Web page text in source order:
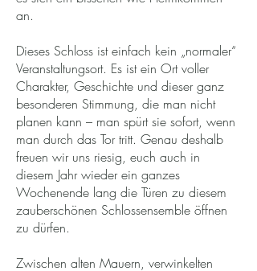
an.
Dieses Schloss ist einfach kein „normaler“
Veranstaltungsort. Es ist ein Ort voller
Charakter, Geschichte und dieser ganz
besonderen Stimmung, die man nicht
planen kann – man spürt sie sofort, wenn
man durch das Tor tritt. Genau deshalb
freuen wir uns riesig, euch auch in
diesem Jahr wieder ein ganzes
Wochenende lang die Türen zu diesem
zauberschönen Schlossensemble öffnen
zu dürfen.
Zwischen alten Mauern, verwinkelten